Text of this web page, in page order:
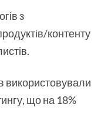
з
контенту
використовували
що на 18%